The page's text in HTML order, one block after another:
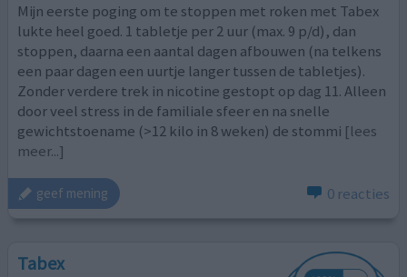
Mijn eerste poging om te stoppen met roken met Tabex
lukte heel goed. 1 tabletje per 2 uur (max. 9 p/d), dan
stoppen, daarna een aantal dagen afbouwen (na telkens
een paar dagen een uurtje langer tussen de tabletjes).
Zonder verdere trek in nicotine gestopt op dag 11. Alleen
door veel stress in de familiale sfeer en na snelle
gewichtstoename (>12 kilo in 8 weken) de stommi [lees
meer...]
geef mening 0 reacties
Tabex